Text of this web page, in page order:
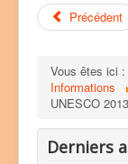
Précédent
Vous êtes ici :
Informations
UNESCO
Derniers